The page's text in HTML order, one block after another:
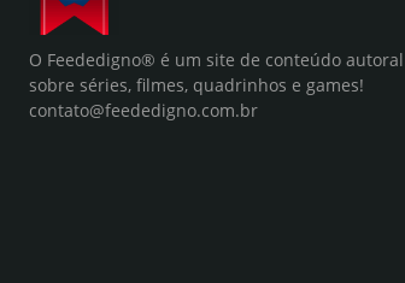
O Feededigno® é um site de conteúdo autoral
sobre séries, filmes, quadrinhos e games!
contato@feededigno.com.br